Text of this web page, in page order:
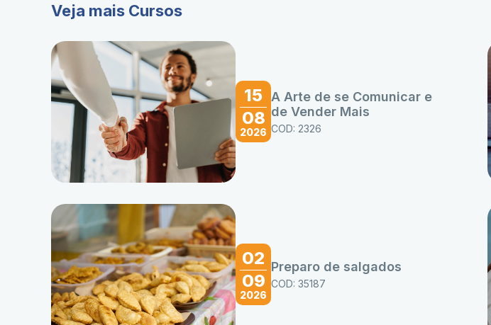
Veja mais Cursos
15
08
2026
A Arte de se Comunicar e
de Vender Mais
COD: 2326
02
09
2026
Preparo de salgados
COD: 35187